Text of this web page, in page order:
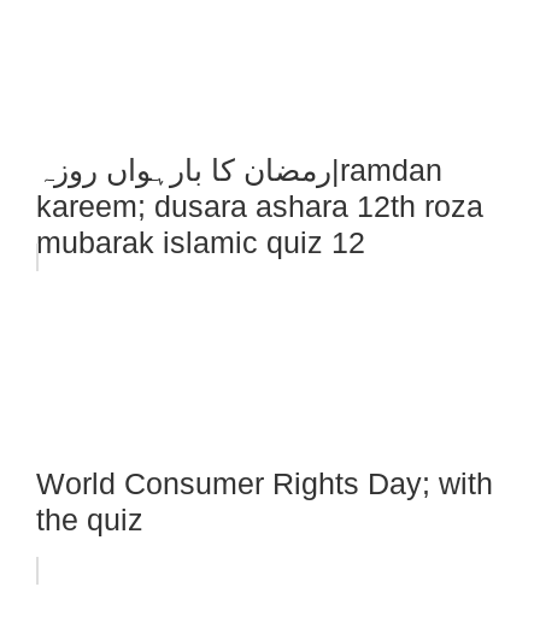
رمضان کا بارہواں روزہ|ramdan
kareem; dusara ashara 12th roza
mubarak islamic quiz 12
World Consumer Rights Day; with
the quiz